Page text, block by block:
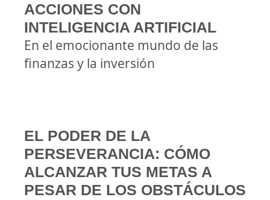
ACCIONES CON
INTELIGENCIA ARTIFICIAL
En el emocionante mundo de las
finanzas y la inversión
EL PODER DE LA
PERSEVERANCIA: CÓMO
ALCANZAR TUS METAS A
PESAR DE LOS OBSTÁCULOS